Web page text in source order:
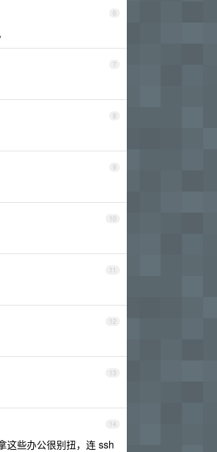
6
7
8
9
10
11
12
13
14
这些办公很别扭，连 ssh